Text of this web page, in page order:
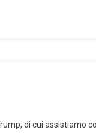
di cui assistiamo